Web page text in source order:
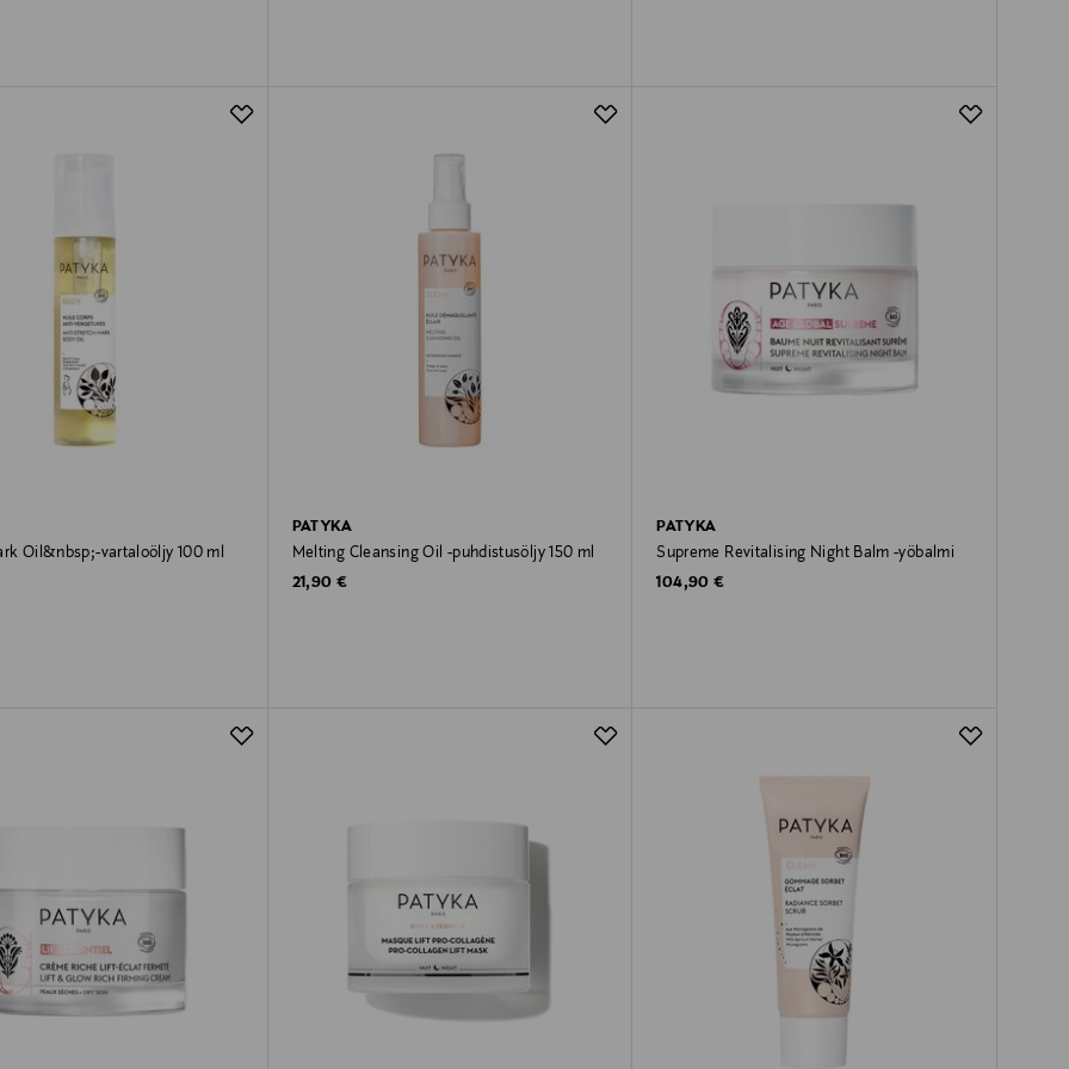
Oil&nbsp;-vartaloöljy 100 ml
PATYKA
Melting Cleansing Oil -puhdistusöljy 150 ml
Original Price
21,90 €
PATYKA
Supreme Revitalising Night Balm -yöbalmi
Original Price
104,90 €